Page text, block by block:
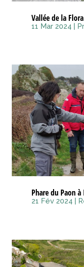
Vallée de la
11 Mar 2024 |
Phare du Paon
21 Fév 2024